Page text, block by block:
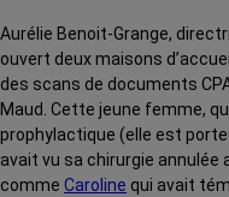
Aurélie Benoit-Grange,
ouvert deux maisons
des scans de documents
Maud. Cette jeune femme,
prophylactique (elle est
avait vu sa chirurgie
comme Caroline qui avait